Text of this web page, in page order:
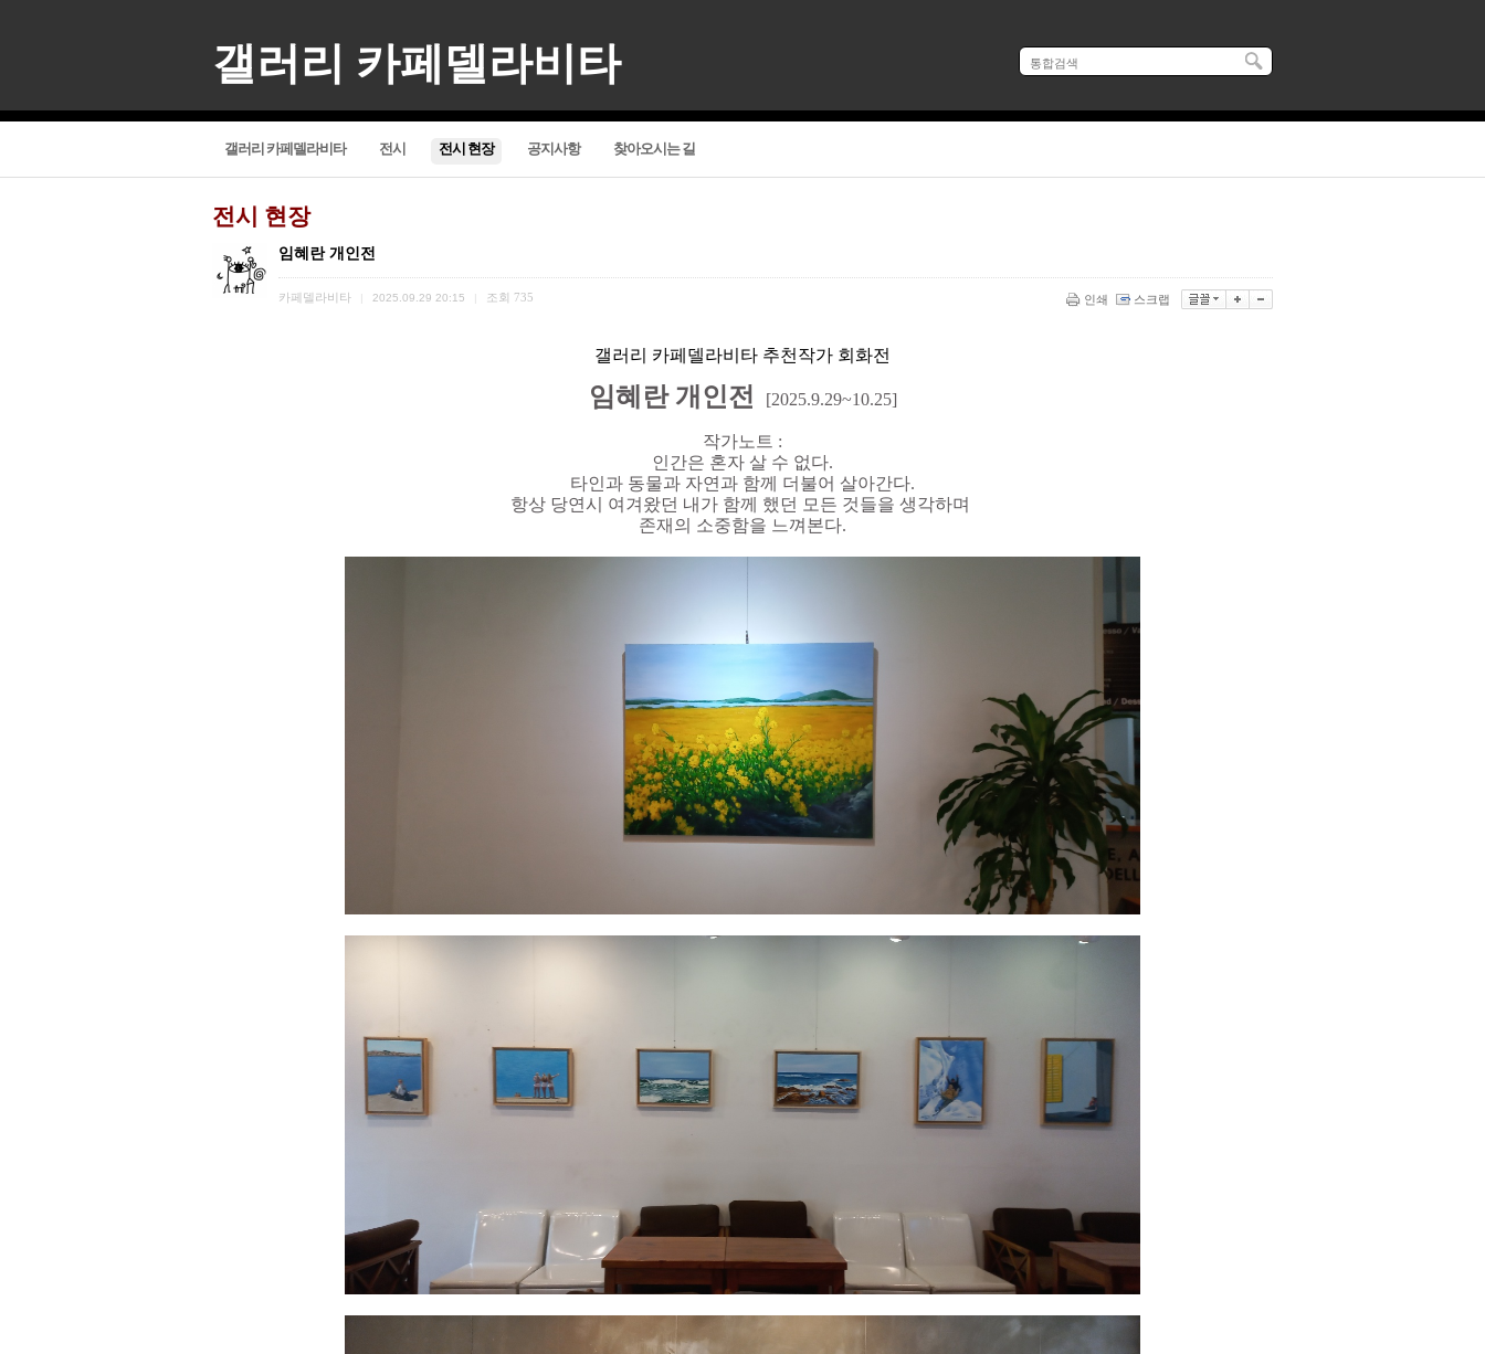
갤러리 카페델라비타
갤러리 카페델라비타 전시 전시 현장 공지사항 찾아오시는 길
전시 현장
임혜란 개인전
카페델라비타 2025.09.29 20:15 조회 735 인쇄 스크랩
갤러리 카페델라비타 추천작가 회화전
임혜란 개인전 [2025.9.29~10.25]
작가노트 :
인간은 혼자 살 수 없다.
타인과 동물과 자연과 함께 더불어 살아간다.
항상 당연시 여겨왔던 내가 함께 했던 모든 것들을 생각하며
존재의 소중함을 느껴본다.